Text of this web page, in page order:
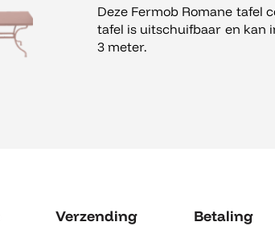
Deze Fermob Romane tafel
tafel is uitschuifbaar en kan
3 meter.
Verzending Betaling